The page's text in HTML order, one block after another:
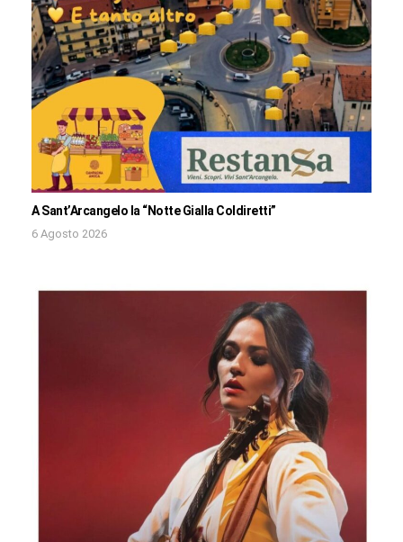
A Sant’Arcangelo la “Notte Gialla Coldiretti”
6 Agosto 2026